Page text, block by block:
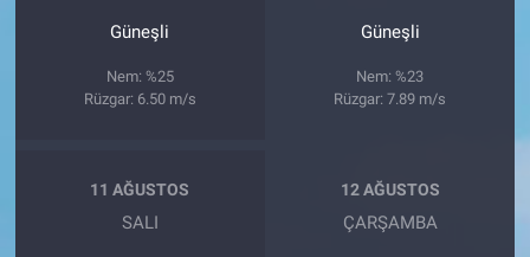
Güneşli
Nem: %25
Rüzgar: 6.50 m/s
Güneşli
Nem: %23
Rüzgar: 7.89 m/s
11 AĞUSTOS
SALI
12 AĞUSTOS
ÇARŞAMBA